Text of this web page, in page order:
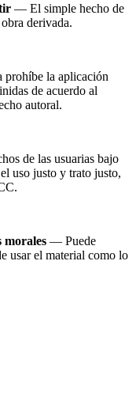
— El simple hecho de
derivada.
la aplicación
de acuerdo al
autoral.
de las usuarias bajo
uso justo y trato justo,
morales — Puede
usar el material como lo